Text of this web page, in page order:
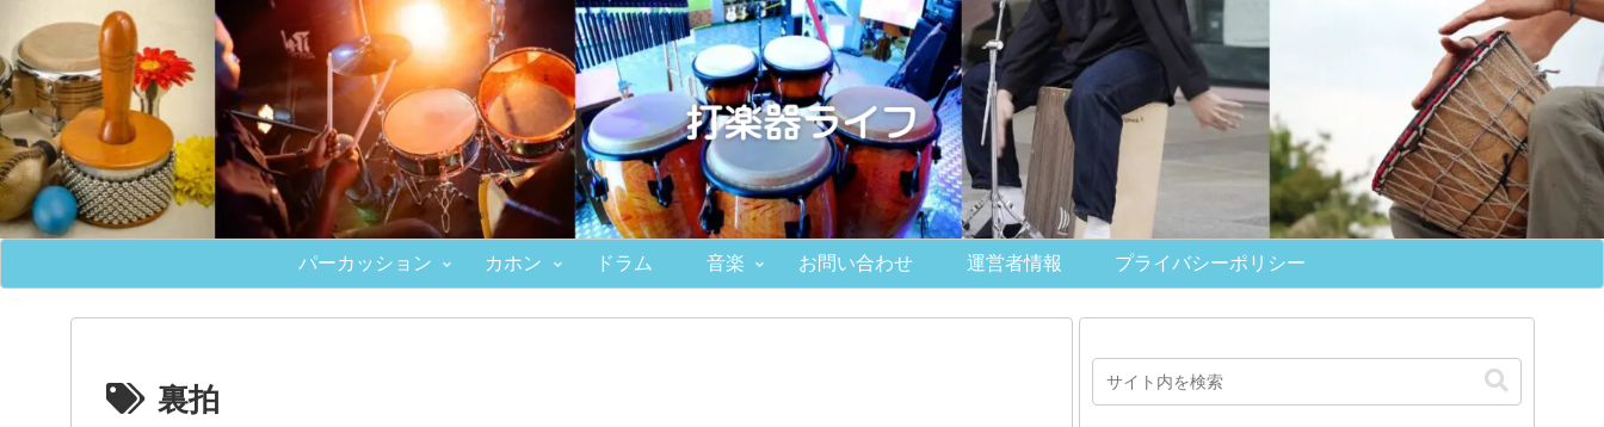
パーカッション カホン ドラム 音楽 お問い合わせ 運営者情報 プライバシーポリシー
裏拍